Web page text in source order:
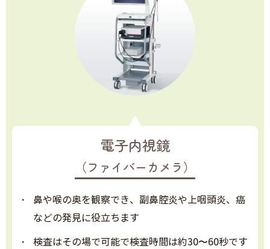
電子内視鏡
（ファイバーカメラ）
鼻や喉の奥を観察でき、副鼻腔炎や上咽頭炎、癌
などの発見に役立ちます
検査はその場で可能で検査時間は約30〜60秒です